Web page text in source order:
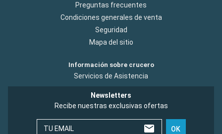
Preguntas frecuentes
Condiciones generales de venta
Seguridad
Mapa del sitio
Información sobre crucero
Servicios de Asistencia
Newsletters
Recibe nuestras exclusivas ofertas
TU EMAIL OK